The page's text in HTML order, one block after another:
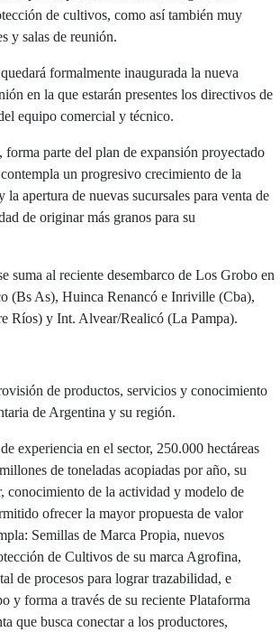
de cultivos, como así también muy
y salas de reunión.
formalmente inaugurada la nueva
en la que estarán presentes los directivos de
equipo comercial y técnico.
, forma parte del plan de expansión proyectado
un progresivo crecimiento de la
la apertura de nuevas sucursales para venta de
de originar más granos para su
suma al reciente desembarco de Los Grobo en
(Bs As), Huinca Renancó e Inriville (Cba),
Ríos) y Int. Alvear/Realicó (La Pampa).
de productos, servicios y conocimiento
de Argentina y su región.
experiencia en el sector, 250.000 hectáreas
de toneladas acopiadas por año, su
conocimiento de la actividad y modelo de
ofrecer la mayor propuesta de valor
Semillas de Marca Propia, nuevos
de Cultivos de su marca Agrofina,
de procesos para lograr trazabilidad, e
y forma a través de su reciente Plataforma
que busca conectar a los productores,